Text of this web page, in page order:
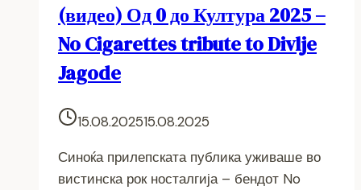
(видео) Од 0 до Култура 2025 –
No Cigarettes tribute to Divlje
Jagode
15.08.202515.08.2025
Синоќа прилепската публика уживаше во
вистинска рок носталгија – бендот No